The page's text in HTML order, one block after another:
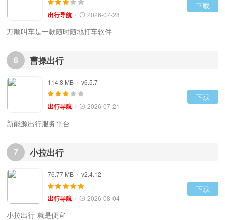
出行导航 / 2026-07-28
下载
万顺叫车是一款随时随地打车软件
6 曹操出行
114.8 MB / v6.5.7
出行导航 / 2026-07-21
下载
新能源出行服务平台
7 小拉出行
76.77 MB / v2.4.12
出行导航 / 2026-08-04
下载
小拉出行-就是便宜